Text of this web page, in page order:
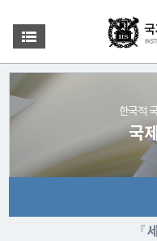
한국적
국
『